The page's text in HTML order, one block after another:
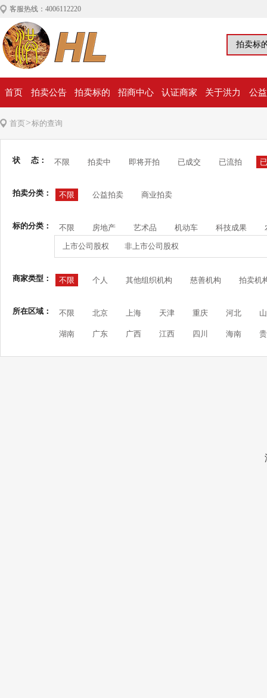
客服热线：4006112220
首页 拍卖公告 拍卖标的 招商中心 认证商家 关于洪力 公
首页>标的查询
状 态： 不限 拍卖中 即将开拍 已成交 已流拍
拍卖分类： 不限 公益拍卖 商业拍卖
标的分类： 不限 房地产 艺术品 机动车 科技成果
上市公司股权 非上市公司股权
商家类型： 不限 个人 其他组织机构 慈善机构 拍卖机
所在区域： 不限 北京 上海 天津 重庆 河北
湖南 广东 广西 江西 四川 海南